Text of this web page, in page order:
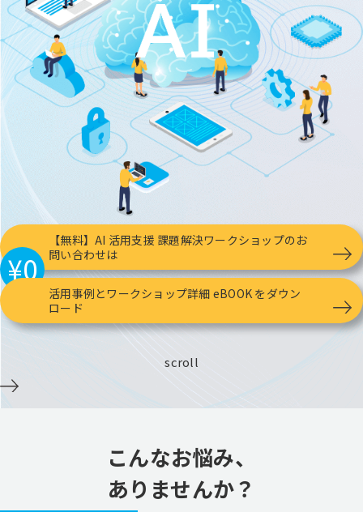
¥0
【無料】AI 活用支援 課題解決ワークショップのお
問い合わせは
活用事例とワークショップ詳細 eBOOK をダウン
ロード
scroll
こんなお悩み、
ありませんか？